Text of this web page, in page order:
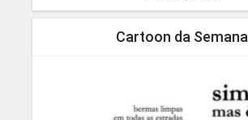
Cartoon da Semana